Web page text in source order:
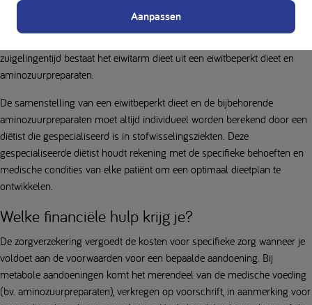
rekening wordt gehouden met de wensen. Bij baby’s bestaat de voeding
uit flesvoeding, speciaal ontwikkeld voor zuigelingen met een metabole
zuigelingentijd bestaat het eiwitarm dieet uit een eiwitbeperkt dieet en
aminozuurpreparaten.
De samenstelling van een eiwitbeperkt dieet en de bijbehorende
aminozuurpreparaten moet altijd individueel worden berekend door een
diëtist die gespecialiseerd is in stofwisselingsziekten. Deze
gespecialiseerde diëtist houdt rekening met de specifieke behoeften en
medische condities van elke patiënt om een optimaal dieetplan te
ontwikkelen.
Welke financiële hulp krijg je?
De zorgverzekering vergoedt de kosten voor specifieke zorg wanneer je
voldoet aan de voorwaarden voor een bepaalde aandoening. Bij
metabole aandoeningen komt het merendeel van de medische voeding
(bv. aminozuurpreparaten), verkregen op voorschrift, in aanmerking voor
Aanpassen